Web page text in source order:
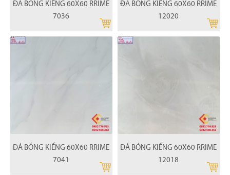
ĐÁ BÓNG KIẾNG 60X60 RRIME
7036
ĐÁ BÓNG KIẾNG 60X60 RRIME
12020
ĐÁ BÓNG KIẾNG 60X60 RRIME
7041
ĐÁ BÓNG KIẾNG 60X60 RRIME
12018